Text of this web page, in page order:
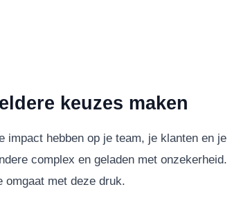
keuzes maken
impact hebben op je team, je klanten en je
complex en geladen met onzekerheid.
omgaat met deze druk.